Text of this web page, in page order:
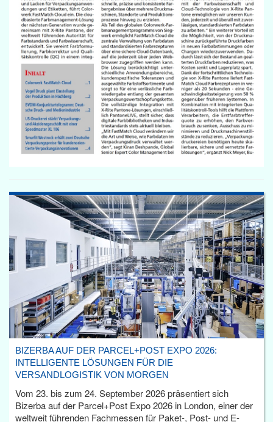
BIZERBA AUF DER PARCEL+POST EXPO 2026:
INTELLIGENTE LÖSUNGEN FÜR DIE
VERSANDLOGISTIK VON MORGEN
Vom 23. bis zum 24. September 2026 präsentiert sich
Bizerba auf der Parcel+Post Expo 2026 in London, einer der
weltweit führenden Fachmessen für Paket-, Post- und E-